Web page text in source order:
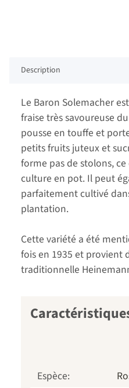
Description
Le Baron Solemacher
fraise très savoureuse
pousse en touffe et
petits fruits juteux et
forme pas de stolons,
culture en pot. Il peut
parfaitement cultivé
plantation.
Cette variété a été
fois en 1935 et provient
traditionnelle
Espèce: